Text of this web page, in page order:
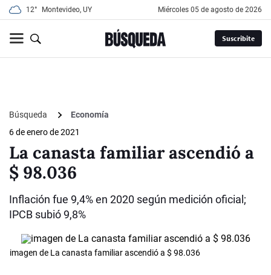
12° Montevideo, UY miércoles 05 de agosto de 2026
Suscribite
Búsqueda
Economía
6 de enero de 2021
La canasta familiar ascendió a
$ 98.036
Inflación fue 9,4% en 2020 según medición oficial;
IPCB subió 9,8%
imagen de La canasta familiar ascendió a $ 98.036